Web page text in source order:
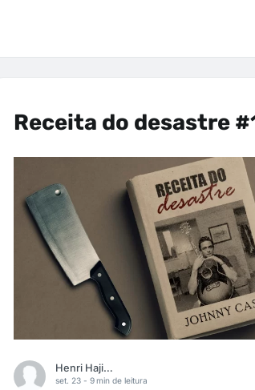
Receita do desastre
Henri Hajime Sato
set. 23 - 9 min de leitura